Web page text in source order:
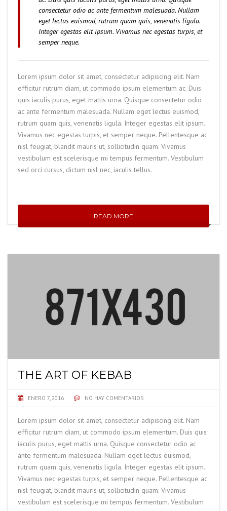
consectetur odio ac ante fermentum malesuada. Nullam
eget lectus euismod, rutrum quam quis, venenatis ligula.
Integer egestas elit ipsum. Vivamus nec egestas turpis, et
semper neque.
Lorem ipsum dolor sit amet, consectetur adipiscing elit. Nam
efficitur rutrum diam, ut commodo ipsum elementum ac. Duis
quis iaculis purus, eget mattis urna. Quisque consectetur odio
ac ante fermentum malesuada. Nullam eget lectus euismod,
rutrum quam quis, venenatis ligula. Integer egestas elit ipsum.
Vivamus nec egestas turpis, et semper neque. Pellentesque ac
nisl feugiat, blandit mauris ut, sollicitudin quam. Vivamus
vestibulum est scelerisque mi tempus fermentum. Vestibulum
sed orci cursus, dictum nisl nec, iaculis tellus.
READ MORE
THE ART OF KEBAB
ENERO 7, 2016 NO HAY COMENTARIOS
Lorem ipsum dolor sit amet, consectetur adipiscing elit. Nam
efficitur rutrum diam, ut commodo ipsum elementum. Duis quis
iaculis purus, eget mattis urna. Quisque consectetur odio ac
ante fermentum malesuada. Nullam eget lectus euismod,
rutrum quam quis, venenatis ligula. Integer egestas elit ipsum.
Vivamus nec egestas turpis, et semper neque. Pellentesque ac
nisl feugiat, blandit mauris ut, sollicitudin quam. Vivamus
vestibulum est scelerisque mi tempus fermentum. Vestibulum